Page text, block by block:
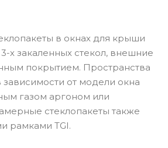
в окнах для крыши
3-х закаленных стекол, внешние
покрытием. Пространства
от модели окна
газом аргоном или
стеклопакеты также
рамками TGI.